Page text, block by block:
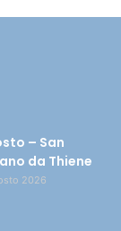
– San
da Thiene
2026